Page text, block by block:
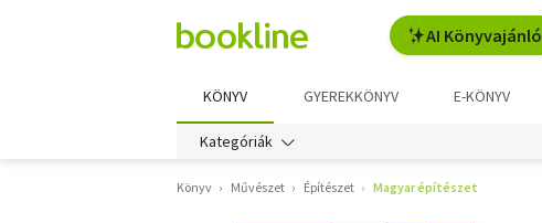
AI Könyvajánló
KÖNYV GYEREKKÖNYV E-KÖNYV
Kategóriák
Könyv Művészet Építészet Magyar építészet